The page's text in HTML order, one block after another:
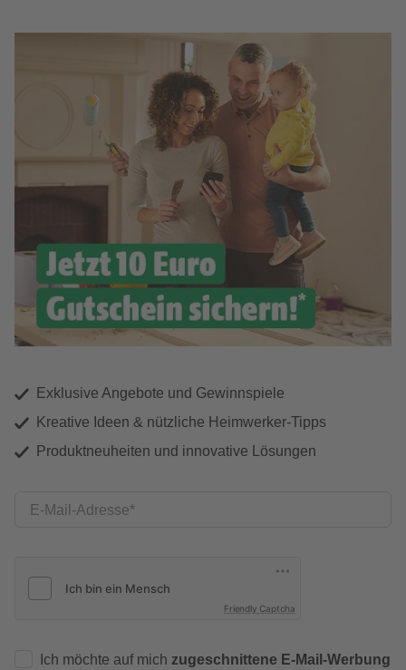
Exklusive Angebote und Gewinnspiele
Kreative Ideen & nützliche Heimwerker-Tipps
Produktneuheiten und innovative Lösungen
E-Mail-Adresse
Friendly Captcha
Ich möchte auf mich zugeschnittene E-Mail-Werbung